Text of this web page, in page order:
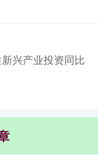
兴产业投资同比